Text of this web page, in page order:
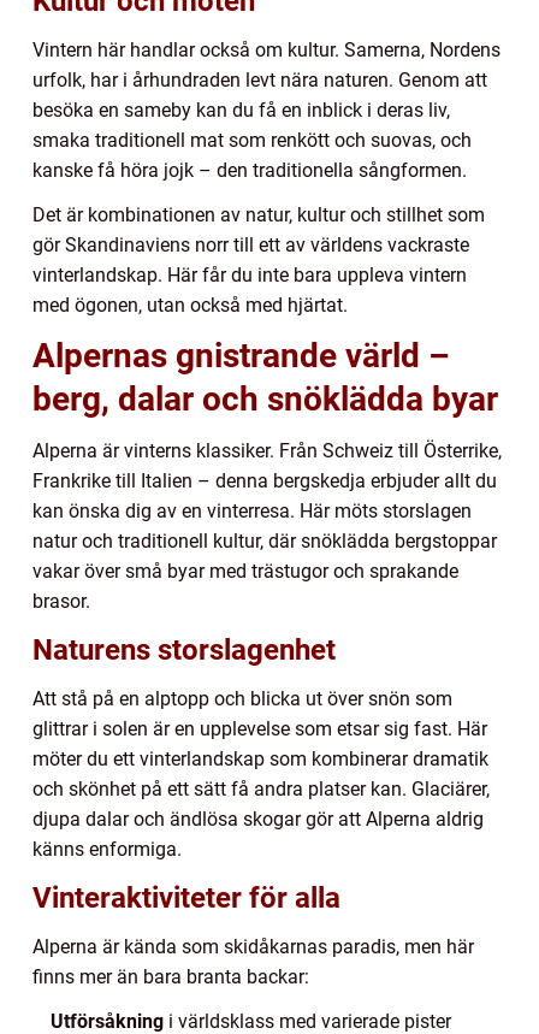
Vintern här handlar också om kultur. Samerna, Nordens
urfolk, har i århundraden levt nära naturen. Genom att
besöka en sameby kan du få en inblick i deras liv,
smaka traditionell mat som renkött och suovas, och
kanske få höra jojk – den traditionella sångformen.
Det är kombinationen av natur, kultur och stillhet som
gör Skandinaviens norr till ett av världens vackraste
vinterlandskap. Här får du inte bara uppleva vintern
med ögonen, utan också med hjärtat.
Alpernas gnistrande värld –
berg, dalar och snöklädda byar
Alperna är vinterns klassiker. Från Schweiz till Österrike,
Frankrike till Italien – denna bergskedja erbjuder allt du
kan önska dig av en vinterresa. Här möts storslagen
natur och traditionell kultur, där snöklädda bergstoppar
vakar över små byar med trästugor och sprakande
brasor.
Naturens storslagenhet
Att stå på en alptopp och blicka ut över snön som
glittrar i solen är en upplevelse som etsar sig fast. Här
möter du ett vinterlandskap som kombinerar dramatik
och skönhet på ett sätt få andra platser kan. Glaciärer,
djupa dalar och ändlösa skogar gör att Alperna aldrig
känns enformiga.
Vinteraktiviteter för alla
Alperna är kända som skidåkarnas paradis, men här
finns mer än bara branta backar:
Utförsåkning i världsklass med varierade pister